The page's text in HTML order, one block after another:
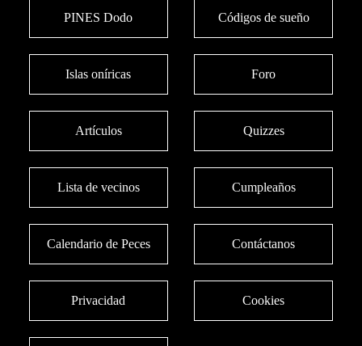
PINES Dodo Códigos de sueño
Islas oníricas Foro
Artículos Quizzes
Lista de vecinos Cumpleaños
Calendario de Peces Contáctanos
Privacidad Cookies